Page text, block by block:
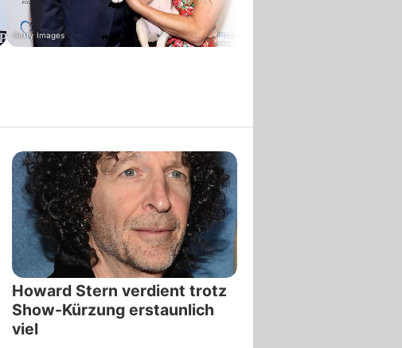
Getty Images
Howard Stern verdient trotz
Show-Kürzung erstaunlich
viel